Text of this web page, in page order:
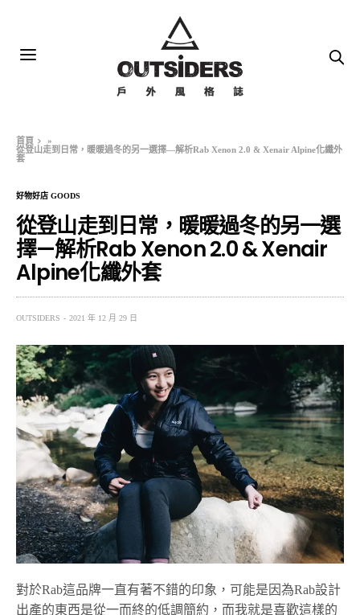
首頁
»
從登山走到日常，暖暖過冬的另一選擇—解析Rab Xenon 2.0 & Xenair Alpine化纖外
套
好物好店 GOODS
從登山走到日常，暖暖過冬的另一選
擇—解析Rab Xenon 2.0 & Xenair
Alpine化纖外套
OUTSIDERS 2021 年 12 月 29 日
對於Rab這品牌一直有著不錯的印象，可能是因為Rab設計
出產的東西是從一而終的低調簡約，而我就是喜歡這樣的